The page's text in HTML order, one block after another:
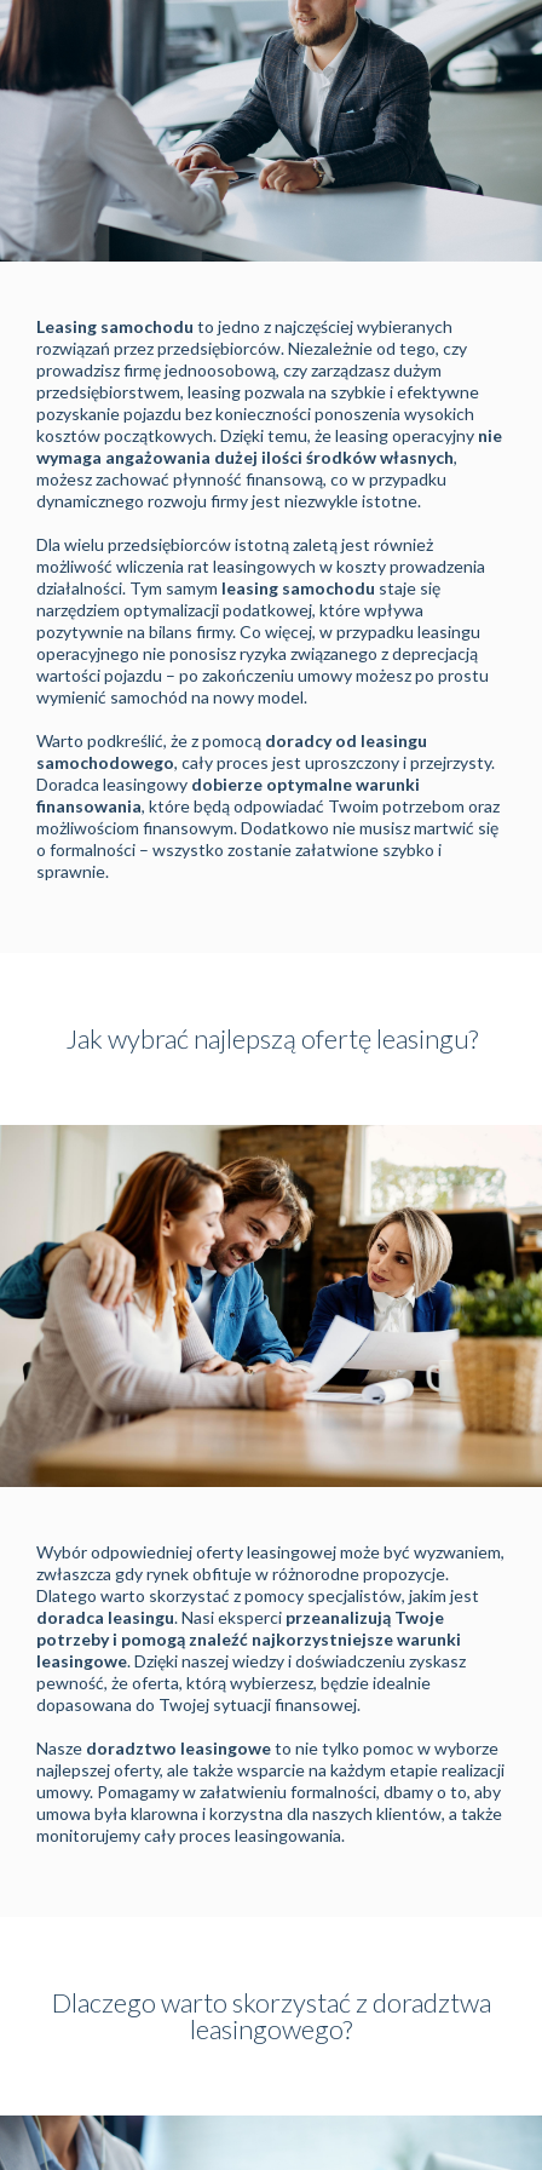
Leasing samochodu to jedno z najczęściej wybieranych
rozwiązań przez przedsiębiorców. Niezależnie od tego, czy
prowadzisz firmę jednoosobową, czy zarządzasz dużym
przedsiębiorstwem, leasing pozwala na szybkie i efektywne
pozyskanie pojazdu bez konieczności ponoszenia wysokich
kosztów początkowych. Dzięki temu, że leasing operacyjny nie
wymaga angażowania dużej ilości środków własnych,
możesz zachować płynność finansową, co w przypadku
dynamicznego rozwoju firmy jest niezwykle istotne.
Dla wielu przedsiębiorców istotną zaletą jest również
możliwość wliczenia rat leasingowych w koszty prowadzenia
działalności. Tym samym leasing samochodu staje się
narzędziem optymalizacji podatkowej, które wpływa
pozytywnie na bilans firmy. Co więcej, w przypadku leasingu
operacyjnego nie ponosisz ryzyka związanego z deprecjacją
wartości pojazdu – po zakończeniu umowy możesz po prostu
wymienić samochód na nowy model.
Warto podkreślić, że z pomocą doradcy od leasingu
samochodowego, cały proces jest uproszczony i przejrzysty.
Doradca leasingowy dobierze optymalne warunki
finansowania, które będą odpowiadać Twoim potrzebom oraz
możliwościom finansowym. Dodatkowo nie musisz martwić się
o formalności – wszystko zostanie załatwione szybko i
sprawnie.
Jak wybrać najlepszą ofertę leasingu?
Wybór odpowiedniej oferty leasingowej może być wyzwaniem,
zwłaszcza gdy rynek obfituje w różnorodne propozycje.
Dlatego warto skorzystać z pomocy specjalistów, jakim jest
doradca leasingu. Nasi eksperci przeanalizują Twoje
potrzeby i pomogą znaleźć najkorzystniejsze warunki
leasingowe. Dzięki naszej wiedzy i doświadczeniu zyskasz
pewność, że oferta, którą wybierzesz, będzie idealnie
dopasowana do Twojej sytuacji finansowej.
Nasze doradztwo leasingoweto nie tylko pomoc w wyborze
najlepszej oferty, ale także wsparcie na każdym etapie realizacji
umowy. Pomagamy w załatwieniu formalności, dbamy o to, aby
umowa była klarowna i korzystna dla naszych klientów, a także
monitorujemy cały proces leasingowania.
Dlaczego warto skorzystać z doradztwa
leasingowego?